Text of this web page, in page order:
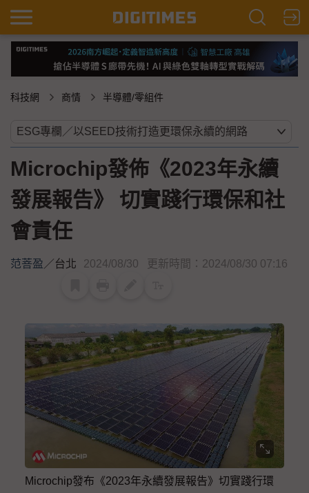
科技網 商情 半導體/零組件
Microchip發佈《2023年永續
發展報告》 切實踐行環保和社
會責任
范菩盈／台北 2024/08/30 更新時間：2024/08/30 07:16
Microchip發布《2023年永續發展報告》切實踐行環